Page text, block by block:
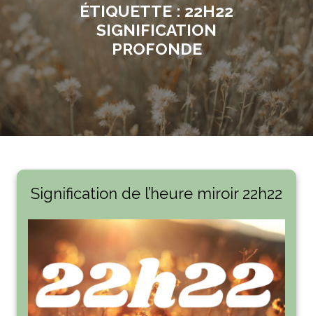
ÉTIQUETTE : 22H22
SIGNIFICATION
PROFONDE
Signification de l’heure miroir 22h22